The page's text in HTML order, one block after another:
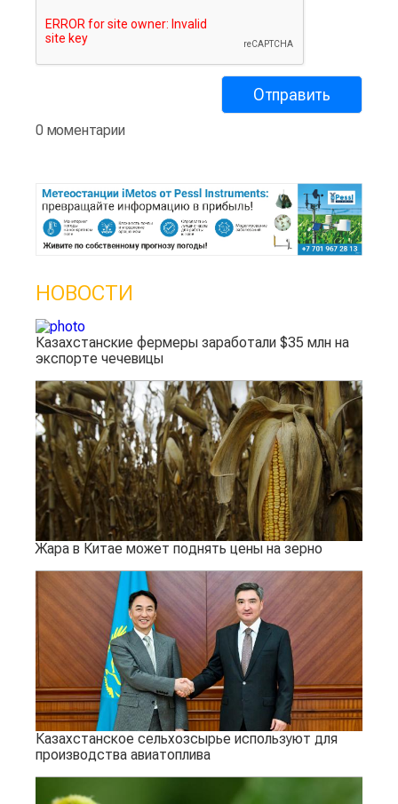
0 моментарии
НОВОСТИ
Казахстанские фермеры заработали $35 млн на
экспорте чечевицы
Жара в Китае может поднять цены на зерно
Казахстанское сельхозсырье используют для
производства авиатоплива